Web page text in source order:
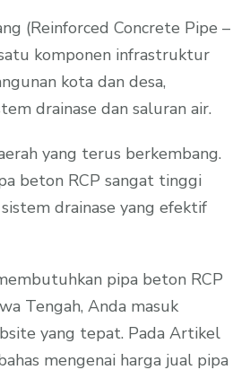
(Reinforced Concrete Pipe –
komponen infrastruktur
kota dan desa,
drainase dan saluran air.
yang terus berkembang.
beton RCP sangat tinggi
drainase yang efektif
pipa beton RCP
Tengah, Anda masuk
yang tepat. Pada Artikel
mengenai harga jual pipa